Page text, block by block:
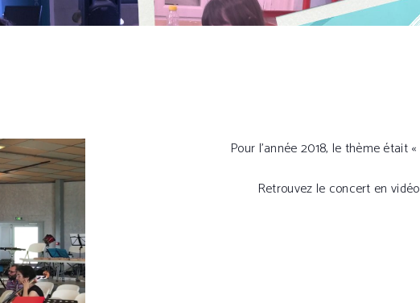
Pour l’année 2018, le thème était «
Retrouvez le concert en vidéo